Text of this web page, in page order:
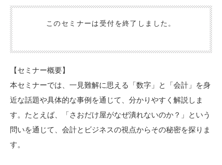
このセミナーは受付を終了しました。
【セミナー概要】
本セミナーでは、一見難解に思える「数字」と「会計」を身
近な話題や具体的な事例を通じて、分かりやすく解説しま
す。たとえば、「さおだけ屋がなぜ潰れないのか？」という
問いを通じて、会計とビジネスの視点からその秘密を探りま
す。